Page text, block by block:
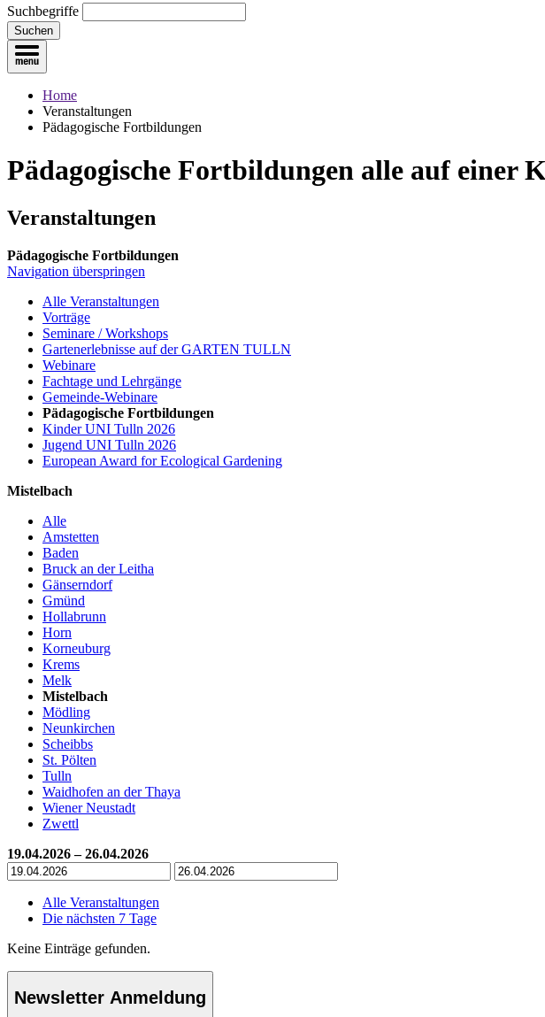
Suchbegriffe
Suchen
Home
Veranstaltungen
Pädagogische Fortbildungen
Pädagogische Fortbildungen alle auf einer
Veranstaltungen
Pädagogische Fortbildungen
Navigation überspringen
Alle Veranstaltungen
Vorträge
Seminare / Workshops
Gartenerlebnisse auf der GARTEN TULLN
Webinare
Fachtage und Lehrgänge
Gemeinde-Webinare
Pädagogische Fortbildungen
Kinder UNI Tulln 2026
Jugend UNI Tulln 2026
European Award for Ecological Gardening
Mistelbach
Alle
Amstetten
Baden
Bruck an der Leitha
Gänserndorf
Gmünd
Hollabrunn
Horn
Korneuburg
Krems
Melk
Mistelbach
Mödling
Neunkirchen
Scheibbs
St. Pölten
Tulln
Waidhofen an der Thaya
Wiener Neustadt
Zwettl
19.04.2026 – 26.04.2026
Alle Veranstaltungen
Die nächsten 7 Tage
Keine Einträge gefunden.
Newsletter Anmeldung